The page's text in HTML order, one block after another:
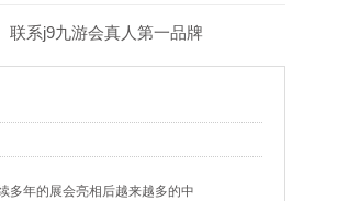
联系j9九游会真人第一品牌
多年的展会亮相后越来越多的中